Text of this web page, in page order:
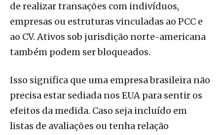
de realizar transações com indivíduos,
empresas ou estruturas vinculadas ao PCC e
ao CV. Ativos sob jurisdição norte-americana
também podem ser bloqueados.
Isso significa que uma empresa brasileira não
precisa estar sediada nos EUA para sentir os
efeitos da medida. Caso seja incluído em
listas de avaliações ou tenha relação